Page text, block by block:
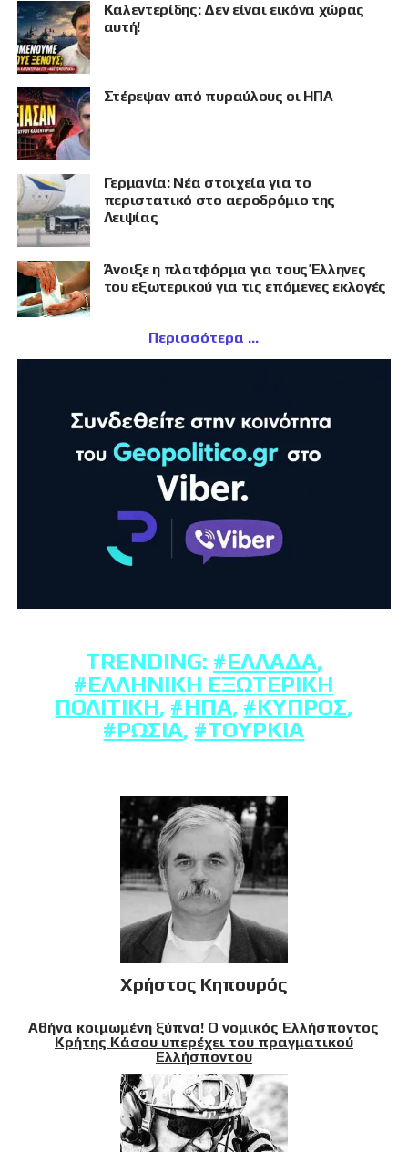
Καλεντερίδης: Δεν είναι εικόνα χώρας
αυτή!
Στέρεψαν από πυραύλους οι ΗΠΑ
Γερμανία: Νέα στοιχεία για το
περιστατικό στο αεροδρόμιο της
Λειψίας
Άνοιξε η πλατφόρμα για τους Έλληνες
του εξωτερικού για τις επόμενες εκλογές
Περισσότερα
TRENDING: #ΕΛΛΆΔΑ,
#ΕΛΛΗΝΙΚΉ ΕΞΩΤΕΡΙΚΉ
ΠΟΛΙΤΙΚΉ, #ΗΠΑ, #ΚΎΠΡΟΣ,
#ΡΩΣΊΑ, #ΤΟΥΡΚΊΑ
Χρήστος Κηπουρός
Αθήνα κοιμωμένη ξύπνα! Ο νομικός Ελλήσποντος
Κρήτης Κάσου υπερέχει του πραγματικού
Ελλήσποντου